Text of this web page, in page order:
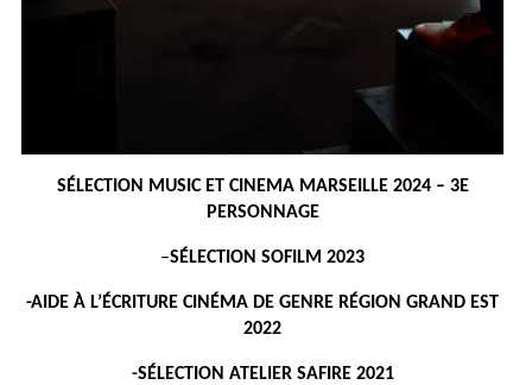
SÉLECTION MUSIC ET CINEMA MARSEILLE 2024 – 3E
PERSONNAGE
–SÉLECTION SOFILM 2023
-AIDE À L’ÉCRITURE CINÉMA DE GENRE RÉGION GRAND EST
2022
-SÉLECTION ATELIER SAFIRE 2021